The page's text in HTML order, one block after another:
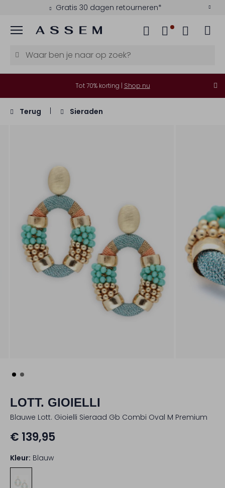
Gratis 30 dagen retourneren*
Menu
Tot 70% korting | Shop nu
Terug Sieraden
LOTT. GIOIELLI
Blauwe Lott. Gioielli Sieraad Gb Combi Oval M Premium
€ 139,95
Kleur: Blauw